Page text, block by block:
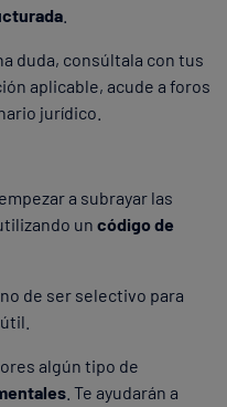
duda, consúltala con tus
aplicable, acude a foros
jurídico.
a subrayar las
un código de
de ser selectivo para
algún tipo de
. Te ayudarán a